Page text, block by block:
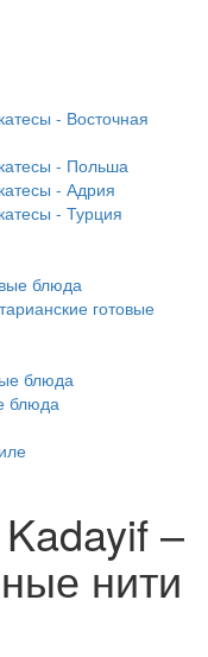
- Восточная
- Польша
- Адрия
- Турция
блюда
готовые
блюда
блюда
–
нити